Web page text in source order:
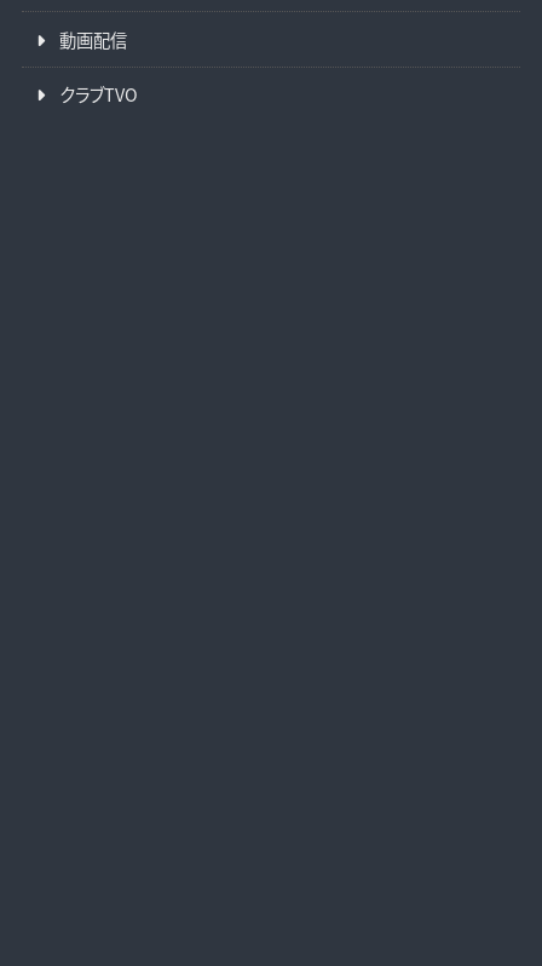
動画配信
クラブTVO